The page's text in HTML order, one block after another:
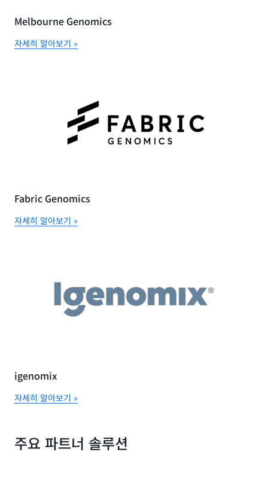
Melbourne Genomics
자세히 알아보기 »
Fabric Genomics
자세히 알아보기 »
igenomix
자세히 알아보기 »
주요 파트너 솔루션